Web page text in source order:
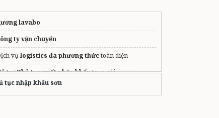
lavabo
ty vận chuyển
vụlogistics đa phương thứctoàn diện
trợThủ tục xuất nhập khẩutrọn gói
các trường đào tạo logistics
tục nhập khẩu sơn